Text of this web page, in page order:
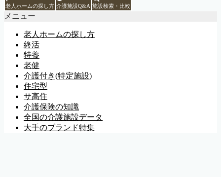
老人ホームの探し方 介護施設Q&A 施設検索・比較
メニュー
老人ホームの探し方
終活
特養
老健
介護付き(特定施設)
住宅型
サ高住
介護保険の知識
全国の介護施設データ
大手のブランド特集